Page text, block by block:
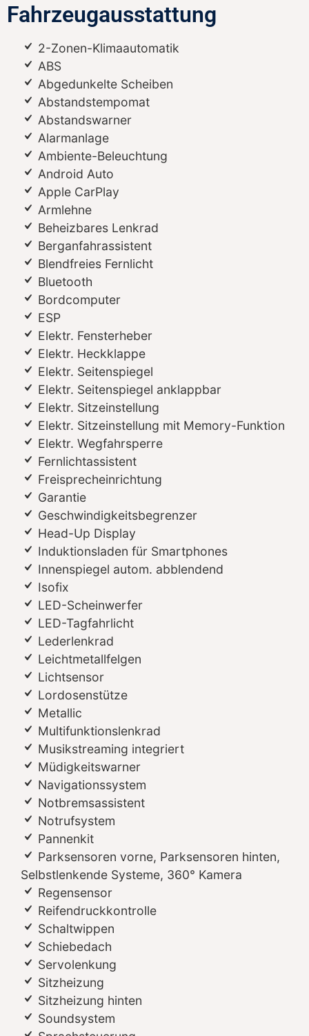
Fahrzeugausstattung
2-Zonen-Klimaautomatik
ABS
Abgedunkelte Scheiben
Abstandstempomat
Abstandswarner
Alarmanlage
Ambiente-Beleuchtung
Android Auto
Apple CarPlay
Armlehne
Beheizbares Lenkrad
Berganfahrassistent
Blendfreies Fernlicht
Bluetooth
Bordcomputer
ESP
Elektr. Fensterheber
Elektr. Heckklappe
Elektr. Seitenspiegel
Elektr. Seitenspiegel anklappbar
Elektr. Sitzeinstellung
Elektr. Sitzeinstellung mit Memory-Funktion
Elektr. Wegfahrsperre
Fernlichtassistent
Freisprecheinrichtung
Garantie
Geschwindigkeitsbegrenzer
Head-Up Display
Induktionsladen für Smartphones
Innenspiegel autom. abblendend
Isofix
LED-Scheinwerfer
LED-Tagfahrlicht
Lederlenkrad
Leichtmetallfelgen
Lichtsensor
Lordosenstütze
Metallic
Multifunktionslenkrad
Musikstreaming integriert
Müdigkeitswarner
Navigationssystem
Notbremsassistent
Notrufsystem
Pannenkit
Parksensoren vorne, Parksensoren hinten,
Selbstlenkende Systeme, 360° Kamera
Regensensor
Reifendruckkontrolle
Schaltwippen
Schiebedach
Servolenkung
Sitzheizung
Sitzheizung hinten
Soundsystem